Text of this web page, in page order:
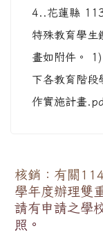
4..花蓮縣
特殊教育學生
畫如附件。
下各教育階段
作實施計畫
核銷：有關
學年度辦理雙
請有申請之學
照。